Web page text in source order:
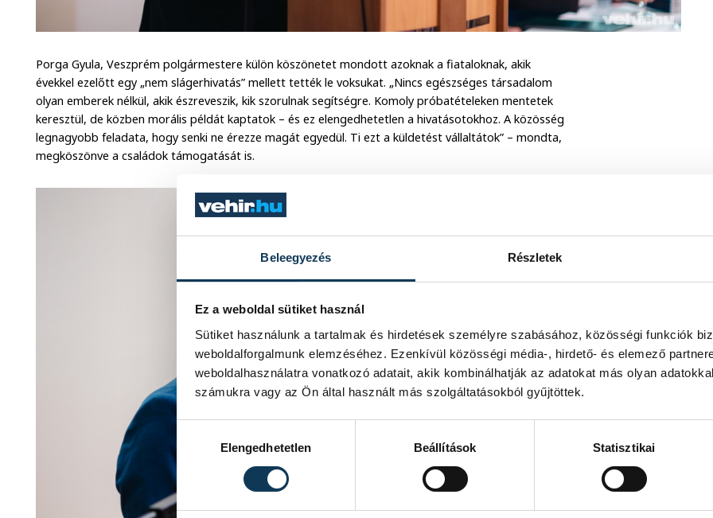
Beleegyezés Részletek
Ez a weboldal sütiket használ
Sütiket használunk a tartalmak és hirdetések személyre szabásához, közösségi funkciók
weboldalforgalmunk elemzéséhez. Ezenkívül közösségi média-, hirdető- és elemező
weboldalhasználatra vonatkozó adatait, akik kombinálhatják az adatokat más olyan
számukra vagy az Ön által használt más szolgáltatásokból gyűjtöttek.
Elengedhetetlen
Beállítások Statisztikai
Porga Gyula, Veszprém polgármestere külön köszönetet mondott azoknak a fiataloknak, akik
évekkel ezelőtt egy „nem slágerhivatás” mellett tették le voksukat. „Nincs egészséges társadalom
olyan emberek nélkül, akik észreveszik, kik szorulnak segítségre. Komoly próbatételeken mentetek
keresztül, de közben morális példát kaptatok – és ez elengedhetetlen a hivatásotokhoz. A közösség
legnagyobb feladata, hogy senki ne érezze magát egyedül. Ti ezt a küldetést vállaltátok” – mondta,
megköszönve a családok támogatását is.